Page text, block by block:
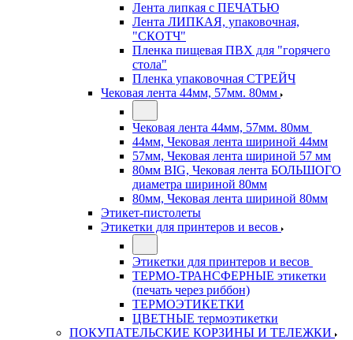
Лента липкая с ПЕЧАТЬЮ
Лента ЛИПКАЯ, упаковочная,
"СКОТЧ"
Пленка пищевая ПВХ для "горячего
стола"
Пленка упаковочная СТРЕЙЧ
Чековая лента 44мм, 57мм. 80мм
Чековая лента 44мм, 57мм. 80мм
44мм, Чековая лента шириной 44мм
57мм, Чековая лента шириной 57 мм
80мм BIG, Чековая лента БОЛЬШОГО
диаметра шириной 80мм
80мм, Чековая лента шириной 80мм
Этикет-пистолеты
Этикетки для принтеров и весов
Этикетки для принтеров и весов
ТЕРМО-ТРАНСФЕРНЫЕ этикетки
(печать через риббон)
ТЕРМОЭТИКЕТКИ
ЦВЕТНЫЕ термоэтикетки
ПОКУПАТЕЛЬСКИЕ КОРЗИНЫ И ТЕЛЕЖКИ